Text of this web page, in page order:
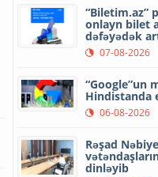
“Biletim.az”
onlayn bilet
dəfəyədək
07-08-2026
“Google”un
Hindistanda
06-08-2026
Rəşad
dinləyib